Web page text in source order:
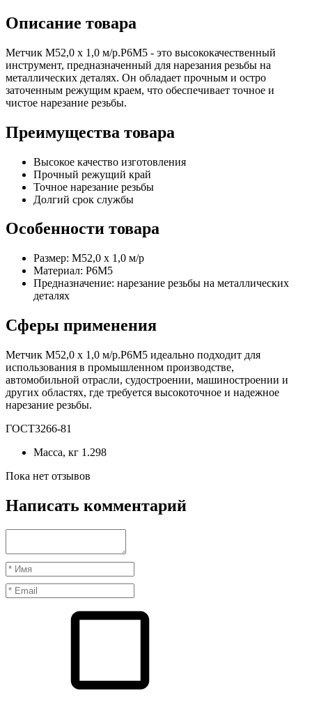
Описание товара
Метчик М52,0 х 1,0 м/р.Р6М5 - это высококачественный
инструмент, предназначенный для нарезания резьбы на
металлических деталях. Он обладает прочным и остро
заточенным режущим краем, что обеспечивает точное и
чистое нарезание резьбы.
Преимущества товара
Высокое качество изготовления
Прочный режущий край
Точное нарезание резьбы
Долгий срок службы
Особенности товара
Размер: М52,0 х 1,0 м/р
Материал: Р6М5
Предназначение: нарезание резьбы на металлических
деталях
Сферы применения
Метчик М52,0 х 1,0 м/р.Р6М5 идеально подходит для
использования в промышленном производстве,
автомобильной отрасли, судостроении, машиностроении и
других областях, где требуется высокоточное и надежное
нарезание резьбы.
ГОСТ3266-81
Масса, кг 1.298
Пока нет отзывов
Написать комментарий